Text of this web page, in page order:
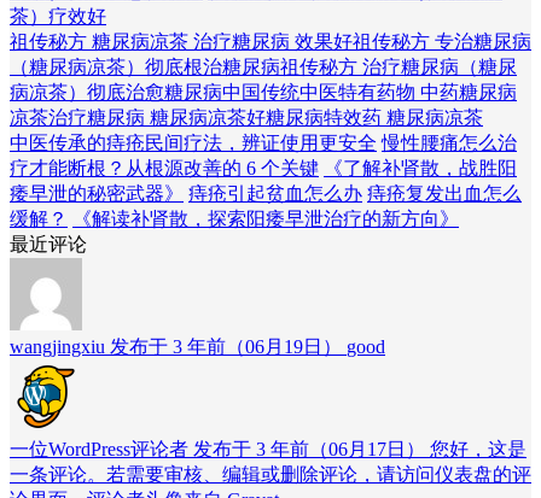
茶）疗效好
祖传秘方 糖尿病凉茶 治疗糖尿病 效果好祖传秘方 专治糖尿病
（糖尿病凉茶）彻底根治糖尿病祖传秘方 治疗糖尿病（糖尿
病凉茶）彻底治愈糖尿病中国传统中医特有药物 中药糖尿病
凉茶治疗糖尿病 糖尿病凉茶好糖尿病特效药 糖尿病凉茶
中医传承的痔疮民间疗法，辨证使用更安全 慢性腰痛怎么治
疗才能断根？从根源改善的 6 个关键
《了解补肾散，战胜阳
痿早泄的秘密武器》
痔疮引起贫血怎么办 痔疮复发出血怎么
缓解？
《解读补肾散，探索阳痿早泄治疗的新方向》
最近评论
wangjingxiu 发布于 3 年前（06月19日） good
一位WordPress评论者 发布于 3 年前（06月17日）
您好，这是
一条评论。若需要审核、编辑或删除评论，请访问仪表盘的评